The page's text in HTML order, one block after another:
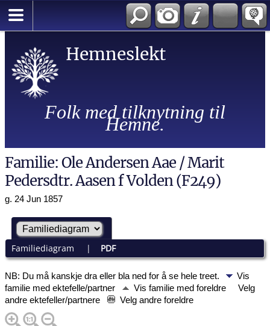
Hemneslekt
Folk med tilknytning til
Hemne.
Familie: Ole Andersen Aae / Marit
Pedersdtr. Aasen f Volden (F249)
g. 24 Jun 1857
Familiediagram | PDF
NB: Du må kanskje dra eller bla ned for å se hele treet.
Vis
familie med ektefelle/partner
Vis familie med foreldre
Velg
andre ektefeller/partnere
Velg andre foreldre